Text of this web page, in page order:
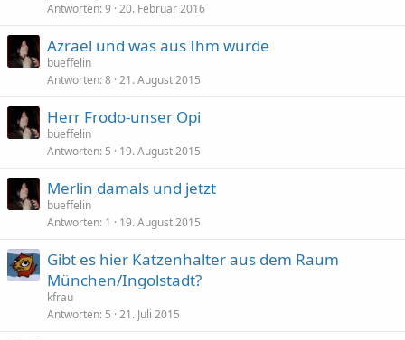
Antworten 9 20. Februar 2016
Azrael und was aus Ihm wurde
bueffelin
Antworten 8 21. August 2015
Herr Frodo-unser Opi
bueffelin
Antworten 5 19. August 2015
Merlin damals und jetzt
bueffelin
Antworten 1 19. August 2015
Gibt es hier Katzenhalter aus dem Raum
München/Ingolstadt?
kfrau
Antworten 5 21. Juli 2015